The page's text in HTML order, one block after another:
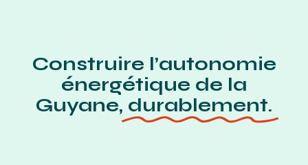
Construire l’autonomie
énergétique de la
Guyane, durablement.